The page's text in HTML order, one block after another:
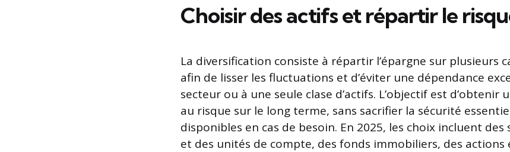
Choisir des actifs et répartir le
La diversification consiste à répartir l’épargne sur plusieurs
afin de lisser les fluctuations et d’éviter une dépendance
secteur ou à une seule clase d’actifs. L’objectif est
au risque sur le long terme, sans sacrifier la sécurité
disponibles en cas de besoin. En 2025, les choix incluent
et des unités de compte, des fonds immobiliers, des actions